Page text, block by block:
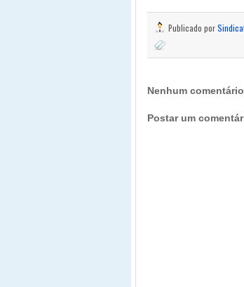
Publicado por
Nenhum
Postar um